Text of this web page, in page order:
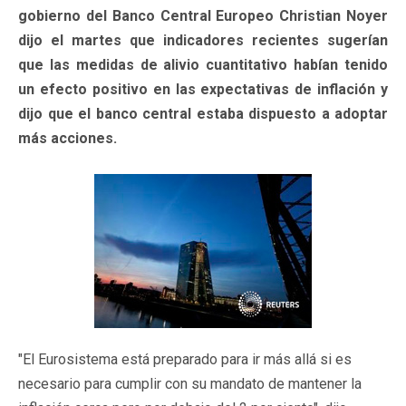
gobierno del Banco Central Europeo Christian Noyer
dijo el martes que indicadores recientes sugerían
que las medidas de alivio cuantitativo habían tenido
un efecto positivo en las expectativas de inflación y
dijo que el banco central estaba dispuesto a adoptar
más acciones.
"El Eurosistema está preparado para ir más allá si es
necesario para cumplir con su mandato de mantener la